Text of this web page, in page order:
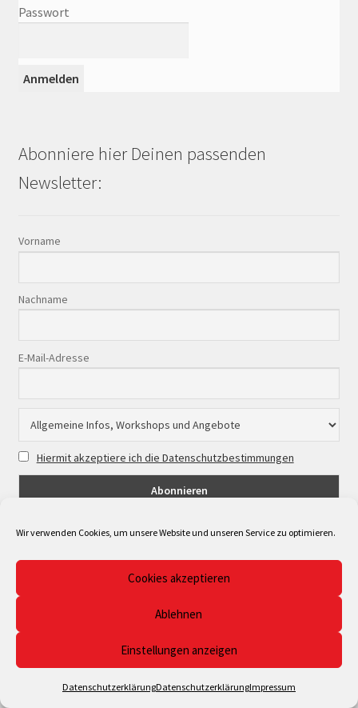
Wir verwenden Cookies, um unsere Website und unseren Service zu optimieren.
Cookies akzeptieren
Ablehnen
Einstellungen anzeigen
DatenschutzerklärungDatenschutzerklärungImpressum
Passwort
Abonniere hier Deinen passenden
Newsletter:
Vorname
Nachname
E-Mail-Adresse
Hiermit akzeptiere ich die Datenschutzbestimmungen
© Musicpoint Bonn/Rhein-Sieg 2026
Erstellt mit WooCommerce
0